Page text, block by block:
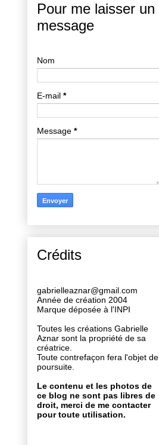
Pour me laisser un
message
Nom
E-mail *
Message *
Crédits
gabrielleaznar@gmail.com
Année de création 2004
Marque déposée à l'INPI
Toutes les créations Gabrielle
Aznar sont la propriété de sa
créatrice.
Toute contrefaçon fera l'objet de
poursuite.
Le contenu et les photos de
ce blog ne sont pas libres de
droit, merci de me contacter
pour toute utilisation.